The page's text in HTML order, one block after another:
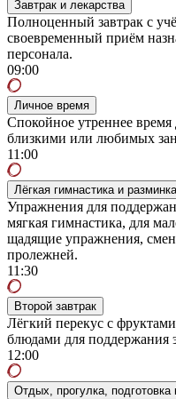
Завтрак и лекарства
Полноценный завтрак с
своевременный приём
персонала.
09:00
Личное время
Спокойное утреннее
близкими или любимых
11:00
Лёгкая гимнастика и разминка
Упражнения для
мягкая гимнастика, для
щадящие упражнения,
пролежней.
11:30
Второй завтрак
Лёгкий перекус с
блюдами для поддержания
12:00
Отдых, прогулка, подготовка